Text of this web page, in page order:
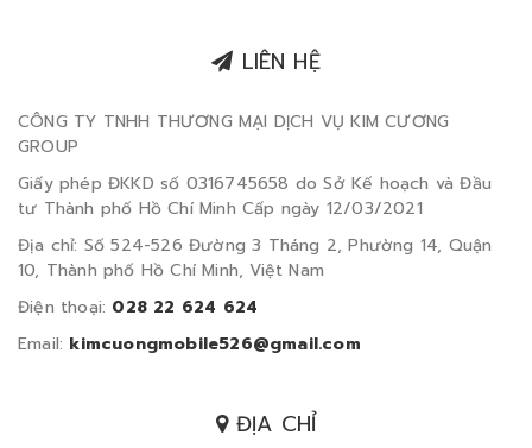
LIÊN HỆ
CÔNG TY TNHH THƯƠNG MẠI DỊCH VỤ KIM CƯƠNG
GROUP
Giấy phép ĐKKD số 0316745658 do Sở Kế hoạch và Đầu
tư Thành phố Hồ Chí Minh Cấp ngày 12/03/2021
Địa chỉ: Số 524-526 Đường 3 Tháng 2, Phường 14, Quận
10, Thành phố Hồ Chí Minh, Việt Nam
Điện thoại: 028 22 624 624
Email: kimcuongmobile526@gmail.com
ĐỊA CHỈ